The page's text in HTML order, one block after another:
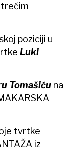
trećim
poziciji u
Luki
Tomašiću na
tvrtke
iz